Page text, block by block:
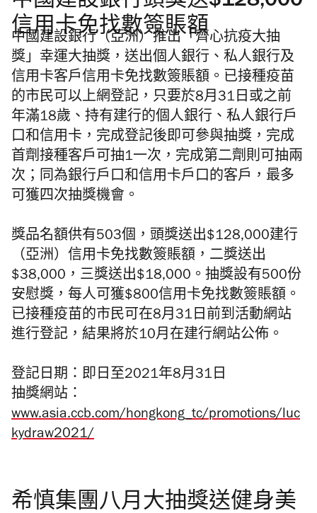
信用卡免找數簽賬額
中國建設銀行（亞洲）推出「齊心抗疫大抽
獎」幸運大抽獎，送出個人銀行、私人銀行及
信用卡客戶信用卡免找數簽賬額。已接種疫苗
的市民可以上網登記，只要於8月31日或之前
年滿18歲、持有建行的個人銀行、私人銀行戶
口和信用卡，完成登記後即可參與抽獎，完成
首劑接種客戶可抽1一次，完成第二劑則可抽兩
次；同為銀行戶口和信用卡戶口的客戶，最多
可獲四次抽獎機會。
獎品名額供有503個，頭獎送出$128,000建行
（亞洲）信用卡免找數簽賬額，二獎送出
$38,000，三獎送出$18,000。抽獎設有500份
安慰獎，每人可獲$800信用卡免找數簽賬額。
已接種疫苗的市民可在8月31日前到活動網站
進行登記，結果將於10月在建行網站公佈。
登記日期：即日至2021年8月31日
抽獎網站：
www.asia.ccb.com/hongkong_tc/promotions/luc
kydraw2021/
希慎集團八月大抽獎送健身美